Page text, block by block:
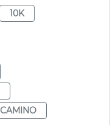
10K
CAMINO